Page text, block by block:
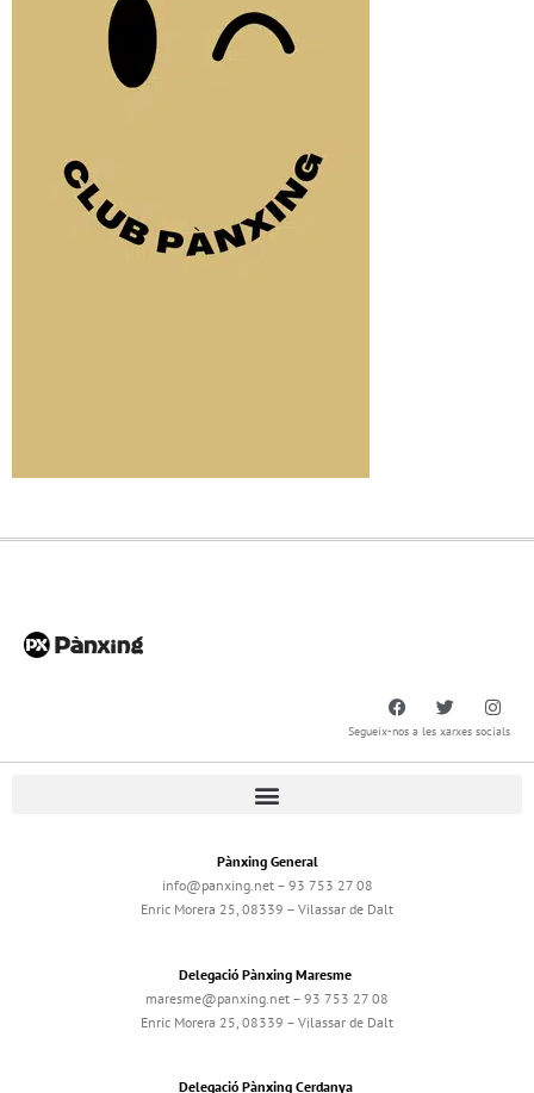
Segueix-nos a les xarxes socials
Pànxing General
info@panxing.net – 93 753 27 08
Enric Morera 25, 08339 – Vilassar de Dalt
Delegació Pànxing Maresme
maresme@panxing.net – 93 753 27 08
Enric Morera 25, 08339 – Vilassar de Dalt
Delegació Pànxing Cerdanya